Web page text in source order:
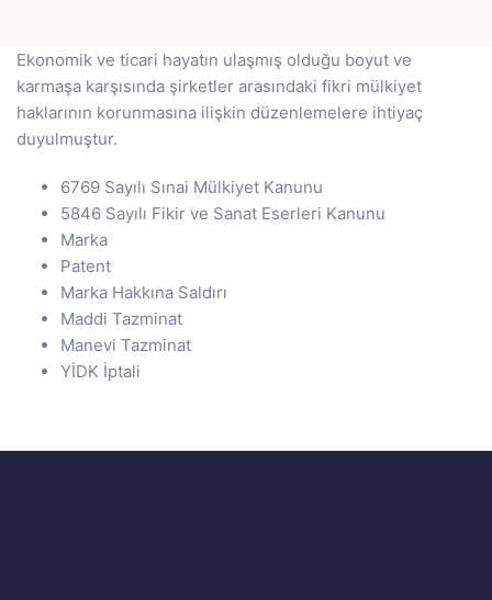
Ekonomik ve ticari hayatın ulaşmış olduğu boyut ve
karmaşa karşısında şirketler arasındaki fikri mülkiyet
haklarının korunmasına ilişkin düzenlemelere ihtiyaç
duyulmuştur.
6769 Sayılı Sınai Mülkiyet Kanunu
5846 Sayılı Fikir ve Sanat Eserleri Kanunu
Marka
Patent
Marka Hakkına Saldırı
Maddi Tazminat
Manevi Tazminat
YİDK İptali